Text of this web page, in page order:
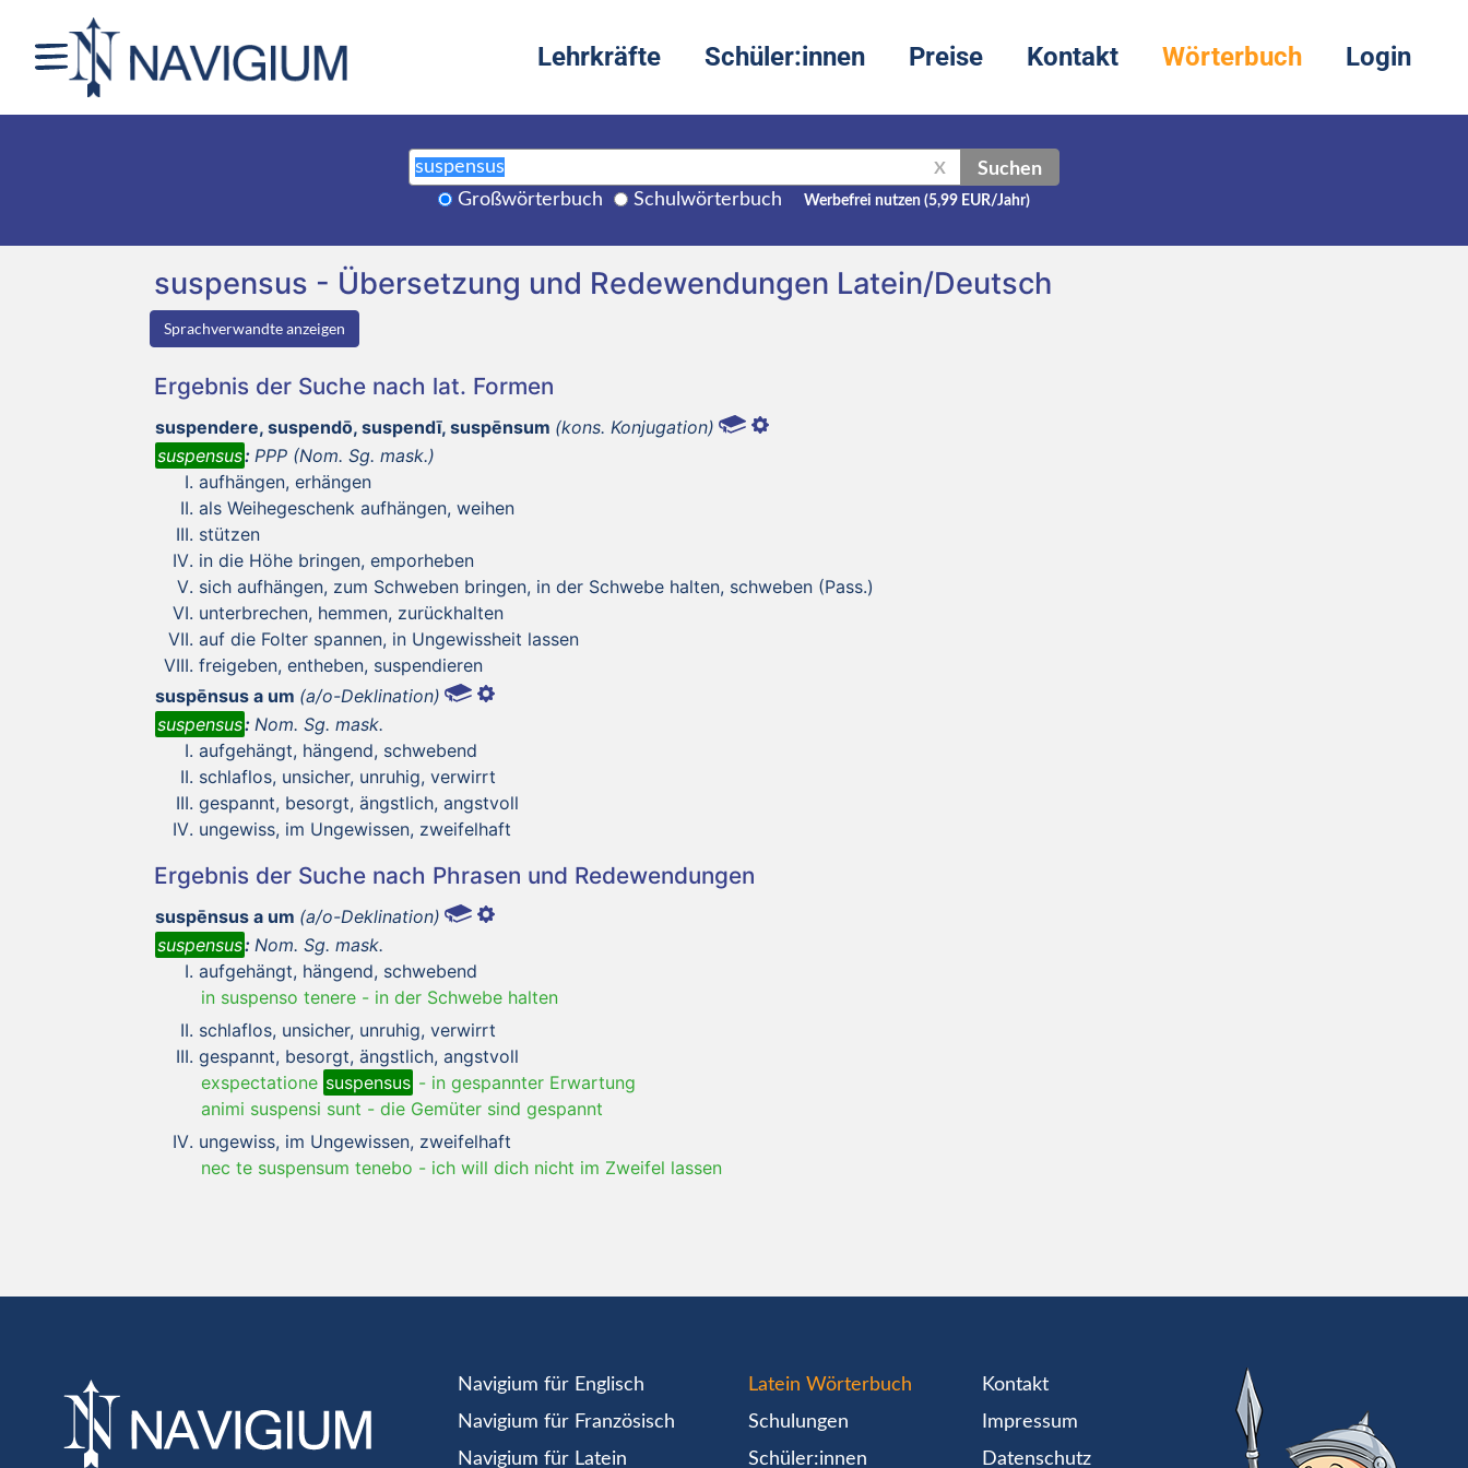
Lehrkräfte Schüler:innen Preise Kontakt Wörterbuch Login
X Suchen
Großwörterbuch Schulwörterbuch Werbefrei nutzen (5,99 EUR/Jahr)
suspensus - Übersetzung und Redewendungen Latein/Deutsch
Sprachverwandte anzeigen
Ergebnis der Suche nach lat. Formen
suspendere, suspendō, suspendī, suspēnsum (kons. Konjugation)
suspensus: PPP (Nom. Sg. mask.)
aufhängen, erhängen
als Weihegeschenk aufhängen, weihen
stützen
in die Höhe bringen, emporheben
sich aufhängen, zum Schweben bringen, in der Schwebe halten, schweben (Pass.)
unterbrechen, hemmen, zurückhalten
auf die Folter spannen, in Ungewissheit lassen
freigeben, entheben, suspendieren
suspēnsus a um (a/o-Deklination)
suspensus: Nom. Sg. mask.
aufgehängt, hängend, schwebend
schlaflos, unsicher, unruhig, verwirrt
gespannt, besorgt, ängstlich, angstvoll
ungewiss, im Ungewissen, zweifelhaft
Ergebnis der Suche nach Phrasen und Redewendungen
suspēnsus a um (a/o-Deklination)
suspensus: Nom. Sg. mask.
aufgehängt, hängend, schwebend
in suspenso tenere - in der Schwebe halten
schlaflos, unsicher, unruhig, verwirrt
gespannt, besorgt, ängstlich, angstvoll
exspectatione suspensus - in gespannter Erwartung
animi suspensi sunt - die Gemüter sind gespannt
ungewiss, im Ungewissen, zweifelhaft
nec te suspensum tenebo - ich will dich nicht im Zweifel lassen
Navigium für Englisch
Navigium für Französisch
Navigium für Latein
Latein Wörterbuch
Schulungen
Schüler:innen
Kontakt
Impressum
Datenschutz